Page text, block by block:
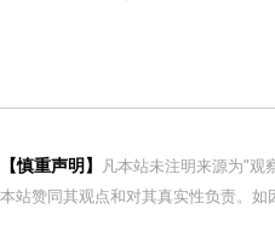
【慎重声明】
凡本站未注明来源为"观
本站赞同其观点和对其真实性负责。